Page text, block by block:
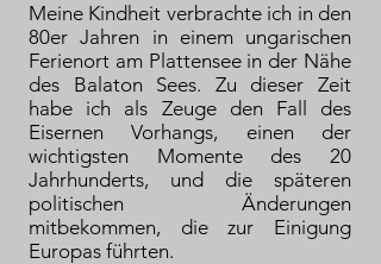
Meine Kindheit verbrachte ich in den
80er Jahren in einem ungarischen
Ferienort am Plattensee in der Nähe
des Balaton Sees. Zu dieser Zeit
habe ich als Zeuge den Fall des
Eisernen Vorhangs, einen der
wichtigsten Momente des 20
Jahrhunderts, und die späteren
politischen Änderungen
mitbekommen, die zur Einigung
Europas führten.